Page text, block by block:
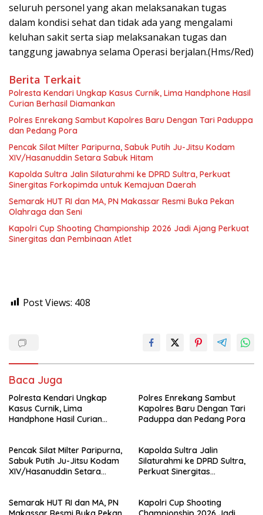
seluruh personel yang akan melaksanakan tugas
dalam kondisi sehat dan tidak ada yang mengalami
keluhan sakit serta siap melaksanakan tugas dan
tanggung jawabnya selama Operasi berjalan.(Hms/Red)
Berita Terkait
Polresta Kendari Ungkap Kasus Curnik, Lima Handphone Hasil
Curian Berhasil Diamankan
Polres Enrekang Sambut Kapolres Baru Dengan Tari Paduppa
dan Pedang Pora
Pencak Silat Milter Paripurna, Sabuk Putih Ju-Jitsu Kodam
XIV/Hasanuddin Setara Sabuk Hitam
Kapolda Sultra Jalin Silaturahmi ke DPRD Sultra, Perkuat
Sinergitas Forkopimda untuk Kemajuan Daerah
Semarak HUT RI dan MA, PN Makassar Resmi Buka Pekan
Olahraga dan Seni
Kapolri Cup Shooting Championship 2026 Jadi Ajang Perkuat
Sinergitas dan Pembinaan Atlet
Post Views: 408
Baca Juga
Polresta Kendari Ungkap
Kasus Curnik, Lima
Handphone Hasil Curian
Polres Enrekang Sambut
Kapolres Baru Dengan Tari
Paduppa dan Pedang Pora
Pencak Silat Milter Paripurna,
Sabuk Putih Ju-Jitsu Kodam
XIV/Hasanuddin Setara
Kapolda Sultra Jalin
Silaturahmi ke DPRD Sultra,
Perkuat Sinergitas
Semarak HUT RI dan MA, PN
Kapolri Cup Shooting